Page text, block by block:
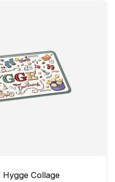
Collage